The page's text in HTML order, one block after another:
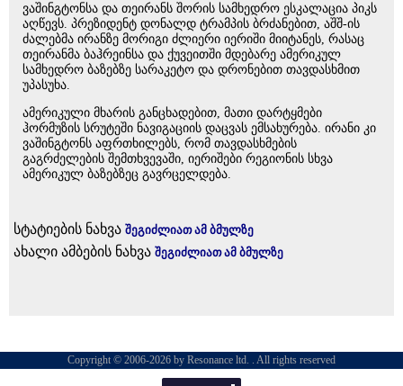
ვაშინგტონსა და თეირანს შორის სამხედრო ესკალაცია პიკს
აღწევს. პრეზიდენტ დონალდ ტრამპის ბრძანებით, აშშ-ის
ძალებმა ირანზე მორიგი ძლიერი იერიში მიიტანეს, რასაც
თეირანმა ბაჰრეინსა და ქუვეითში მდებარე ამერიკულ
სამხედრო ბაზებზე სარაკეტო და დრონებით თავდასხმით
უპასუხა.
ამერიკული მხარის განცხადებით, მათი დარტყმები
ჰორმუზის სრუტეში ნავიგაციის დაცვას ემსახურება. ირანი კი
ვაშინგტონს აფრთხილებს, რომ თავდასხმების
გაგრძელების შემთხვევაში, იერიშები რეგიონის სხვა
ამერიკულ ბაზებზეც გავრცელდება.
სტატიების ნახვა შეგიძლიათ ამ ბმულზე
ახალი ამბების ნახვა შეგიძლიათ ამ ბმულზე
Copyright © 2006-2026 by Resonance ltd. . All rights reserved